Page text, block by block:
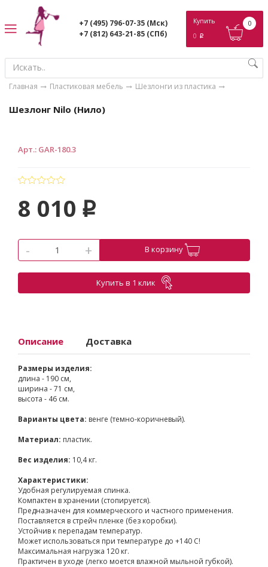
+7 (495) 796-07-35 (Мск)
+7 (812) 643-21-85 (СПб)
Купить
0 p
0
Главная Пластиковая мебель Шезлонги из пластика
Шезлонг Nilo (Нило)
Арт.: GAR-180.3
8 010 p
- + В корзину
Купить в 1 клик
Описание Доставка
Размеры изделия:
длина - 190 см,
ширина - 71 см,
высота - 46 см.
Варианты цвета: венге (темно-коричневый).
Материал: пластик.
Вес изделия: 10,4 кг.
Характеристики:
Удобная регулируемая спинка.
Компактен в хранении (стопируется).
Предназначен для коммерческого и частного применения.
Поставляется в стрейч пленке (без коробки).
Устойчив к перепадам температур.
Может использоваться при температуре до +140 С!
Максимальная нагрузка 120 кг.
Практичен в уходе (легко моется влажной мыльной губкой).